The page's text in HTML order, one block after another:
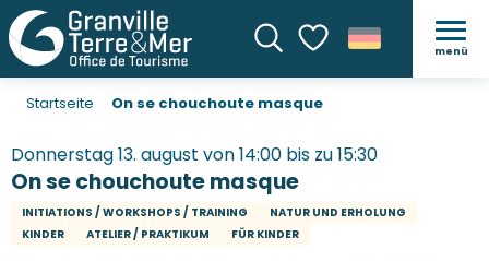
SucheVoir les favoris
menü
Startseite On se chouchoute masque
Donnerstag 13. august von 14:00 bis zu 15:30
On se chouchoute masque
INITIATIONS / WORKSHOPS / TRAINING
NATUR UND ERHOLUNG
KINDER
ATELIER / PRAKTIKUM FÜR KINDER